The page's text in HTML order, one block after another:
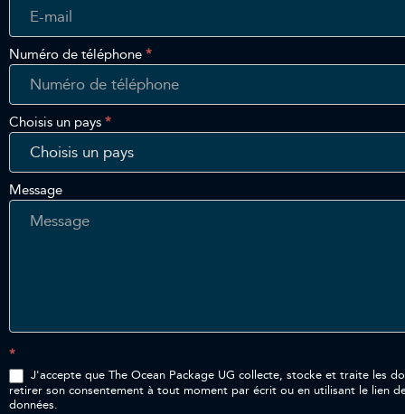
Numéro de téléphone *
Choisis un pays *
Message
*
J'accepte que The Ocean Package UG collecte, stocke et traite les
retirer son consentement à tout moment par écrit ou en utilisant le lien
données.